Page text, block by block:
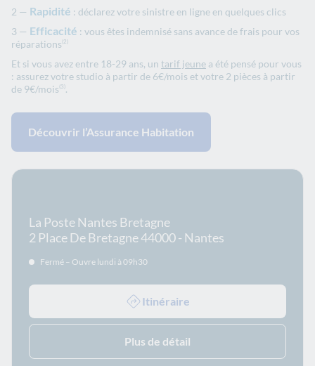
Rapidité : déclarez votre sinistre en ligne en quelques clics
Efficacité : vous êtes indemnisé sans avance de frais pour vos
réparations (2)
Et si vous avez entre 18-29 ans, un tarif jeune a été pensé pour vous
: assurez votre studio à partir de 6€/mois et votre 2 pièces à partir
de 9€/mois (3).
Découvrir l’Assurance Habitation
La Poste Nantes Bretagne
2 Place De Bretagne 44000 - Nantes
Fermé – Ouvre lundi à 09h30
Itinéraire
Plus de détail